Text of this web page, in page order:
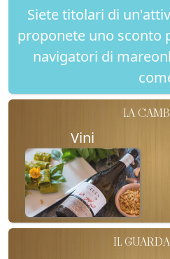
Siete titolari di
proponete uno sconto
navigatori di
LA
Vini
IL